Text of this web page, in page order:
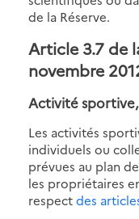
de la Réserve.
Article 3.7 de
novembre
Activité
Les activités
individuels ou
prévues au plan
les propriétaires
respectdes